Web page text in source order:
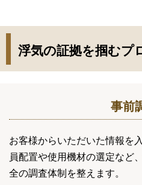
浮気の証拠を掴むプ
事前
お客様からいただいた情報を
員配置や使用機材の選定など
全の調査体制を整えます。